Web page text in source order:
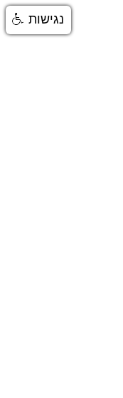
נגישות